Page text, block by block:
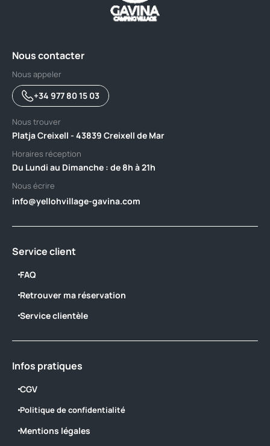
Nous contacter
Nous appeler
+34 977 80 15 03
Nous trouver
Platja Creixell - 43839 Creixell de Mar
Horaires réception
Du Lundi au Dimanche : de 8h à 21h
Nous écrire
info@yellohvillage-gavina.com
Service client
FAQ
Retrouver ma réservation
Service clientèle
Infos pratiques
CGV
Politique de confidentialité
Mentions légales